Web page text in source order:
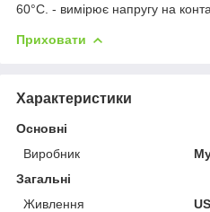
60°C. - вимірює напругу на
Приховати
Характеристики
Основні
Виробник
Загальні
Живлення